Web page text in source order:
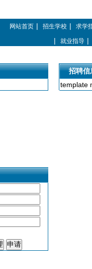
中国招生就业网
网站首页 | 招生学校 | 求学
| 就业指导 |
招聘信
template